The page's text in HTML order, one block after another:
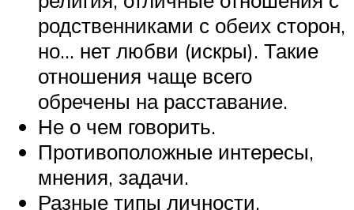
родственниками с обеих сторон,
но… нет любви (искры). Такие
отношения чаще всего
обречены на расставание.
Не о чем говорить.
Противоположные интересы,
мнения, задачи.
Разные типы личности,